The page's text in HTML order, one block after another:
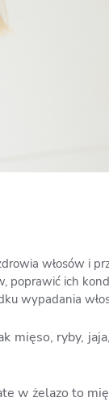
włosów i
poprawić ich
wypadania
mięso, ryby,
w żelazo to